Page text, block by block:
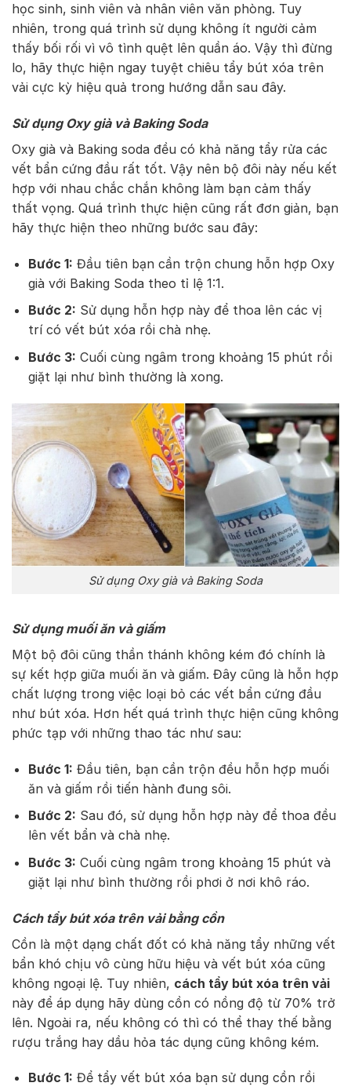
học sinh, sinh viên và nhân viên văn phòng. Tuy
nhiên, trong quá trình sử dụng không ít người cảm
thấy bối rối vì vô tình quệt lên quần áo. Vậy thì đừng
lo, hãy thực hiện ngay tuyệt chiêu tẩy bút xóa trên
vải cực kỳ hiệu quả trong hướng dẫn sau đây.
Sử dụng Oxy già và Baking Soda
Oxy già và Baking soda đều có khả năng tẩy rửa các
vết bẩn cứng đầu rất tốt. Vậy nên bộ đôi này nếu kết
hợp với nhau chắc chắn không làm bạn cảm thấy
thất vọng. Quá trình thực hiện cũng rất đơn giản, bạn
hãy thực hiện theo những bước sau đây:
Bước 1: Đầu tiên bạn cần trộn chung hỗn hợp Oxy
già với Baking Soda theo tỉ lệ 1:1.
Bước 2: Sử dụng hỗn hợp này để thoa lên các vị
trí có vết bút xóa rồi chà nhẹ.
Bước 3: Cuối cùng ngâm trong khoảng 15 phút rồi
giặt lại như bình thường là xong.
Sử dụng Oxy già và Baking Soda
Sử dụng muối ăn và giấm
Một bộ đôi cũng thần thánh không kém đó chính là
sự kết hợp giữa muối ăn và giấm. Đây cũng là hỗn hợp
chất lượng trong việc loại bỏ các vết bẩn cứng đầu
như bút xóa. Hơn hết quá trình thực hiện cũng không
phức tạp với những thao tác như sau:
Bước 1: Đầu tiên, bạn cần trộn đều hỗn hợp muối
ăn và giấm rồi tiến hành đung sôi.
Bước 2: Sau đó, sử dụng hỗn hợp này để thoa đều
lên vết bẩn và chà nhẹ.
Bước 3: Cuối cùng ngâm trong khoảng 15 phút và
giặt lại như bình thường rồi phơi ở nơi khô ráo.
Cách tẩy bút xóa trên vải bằng cồn
Cồn là một dạng chất đốt có khả năng tẩy những vết
bẩn khó chịu vô cùng hữu hiệu và vết bút xóa cũng
không ngoại lệ. Tuy nhiên, cách tẩy bút xóa trên vải
này để áp dụng hãy dùng cồn có nồng độ từ 70% trở
lên. Ngoài ra, nếu không có thì có thể thay thế bằng
rượu trắng hay dầu hỏa tác dụng cũng không kém.
Bước 1: Để tẩy vết bút xóa bạn sử dụng cồn rồi